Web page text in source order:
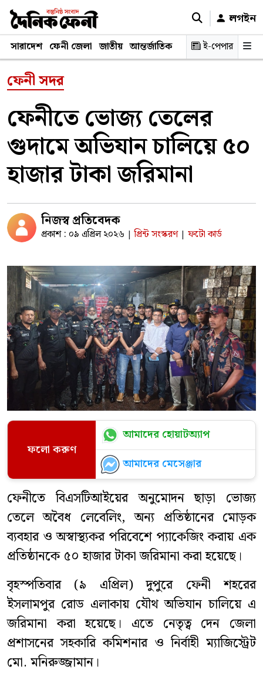
লগইন
সারাদেশ ফেনী জেলা জাতীয় আন্তর্জাতিক রাজনীতি স্বাস্থ্য শিক্ষা
ই-পেপার
ফেনী সদর
ফেনীতে ভোজ্য তেলের
গুদামে অভিযান চালিয়ে ৫০
হাজার টাকা জরিমানা
নিজস্ব প্রতিবেদক
প্রকাশ : ০৯ এপ্রিল ২০২৬ | প্রিন্ট সংস্করণ | ফটো কার্ড
ফলো করুণ
আমাদের হোয়াটঅ্যাপ
আমাদের মেসেঞ্জার
ফেনীতে বিএসটিআইয়ের অনুমোদন ছাড়া ভোজ্য
তেলে অবৈধ লেবেলিং, অন্য প্রতিষ্ঠানের মোড়ক
ব্যবহার ও অস্বাস্থ্যকর পরিবেশে প্যাকেজিং করায় এক
প্রতিষ্ঠানকে ৫০ হাজার টাকা জরিমানা করা হয়েছে।
বৃহস্পতিবার (৯ এপ্রিল) দুপুরে ফেনী শহরের
ইসলামপুর রোড এলাকায় যৌথ অভিযান চালিয়ে এ
জরিমানা করা হয়েছে। এতে নেতৃত্ব দেন জেলা
প্রশাসনের সহকারি কমিশনার ও নির্বাহী ম্যাজিস্ট্রেট
মো. মনিরুজ্জামান।